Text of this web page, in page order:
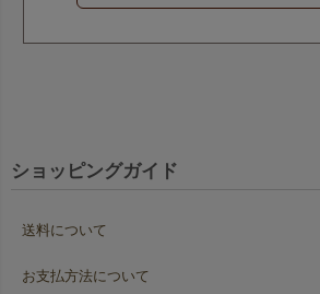
ショッピングガイド
送料について
お支払方法について